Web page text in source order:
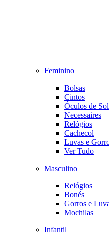
Feminino
Bolsas
Cintos
Óculos de Sol
Necessaires
Relógios
Cachecol
Luvas e
Ver Tudo
Masculino
Relógios
Bonés
Gorros e
Mochilas
Infantil